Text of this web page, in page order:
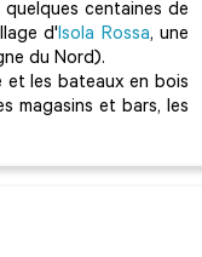
centaines de
d'Isola Rossa, une
du Nord).
les bateaux en bois
magasins et bars, les